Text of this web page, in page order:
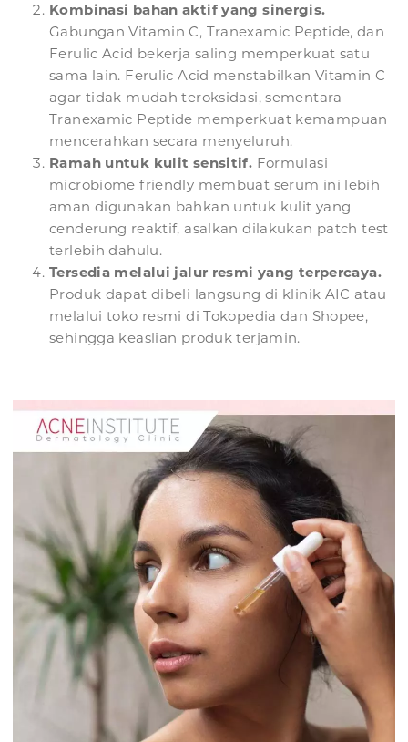
Kombinasi bahan aktif yang sinergis.
Gabungan Vitamin C, Tranexamic Peptide, dan
Ferulic Acid bekerja saling memperkuat satu
sama lain. Ferulic Acid menstabilkan Vitamin C
agar tidak mudah teroksidasi, sementara
Tranexamic Peptide memperkuat kemampuan
mencerahkan secara menyeluruh.
Ramah untuk kulit sensitif. Formulasi
microbiome friendly membuat serum ini lebih
aman digunakan bahkan untuk kulit yang
cenderung reaktif, asalkan dilakukan patch test
terlebih dahulu.
Tersedia melalui jalur resmi yang terpercaya.
Produk dapat dibeli langsung di klinik AIC atau
melalui toko resmi di Tokopedia dan Shopee,
sehingga keaslian produk terjamin.